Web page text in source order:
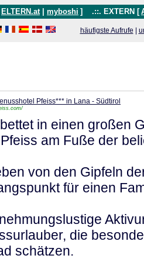
ELTERN.at myboshi ] .::. EXTERN [
häufigste Aufrufe
Pfeiss*** in Lana - Südtirol
in einen großen
am Fuße der
von den Gipfeln
für einen
die
schätzen.